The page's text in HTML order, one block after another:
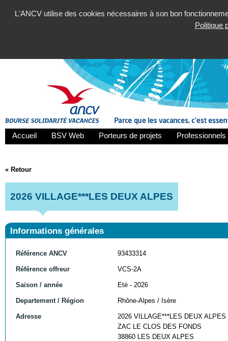
L'ANCV utilise des cookies nécessaires à son bon
Politique
Accueil BSV Web Porteurs de projets
« Retour
2026 VILLAGE***LES DEUX ALPES
Informations générales
Référence ANCV 93433314
Référence offreur VCS-2A
Saison / année Eté - 2026
Departement / Région Rhône-Alpes / Isère
Adresse
2026 VILLAGE***LES DEUX ALPES
ZAC LE CLOS DES FONDS
38860 LES DEUX ALPES